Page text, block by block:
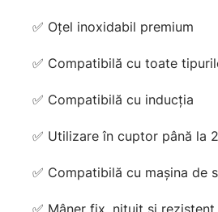
✅ Oțel inoxidabil premium
✅ Compatibilă cu toate
✅ Compatibilă cu inducția
✅ Utilizare în cuptor până la
✅ Compatibilă cu mașina de